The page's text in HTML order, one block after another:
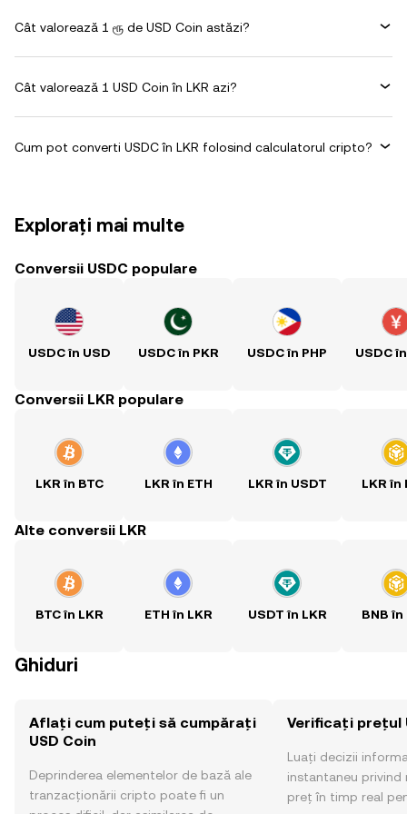
Cât valorează 1 ரூ de USD Coin astăzi?
Cât valorează 1 USD Coin în LKR azi?
Cum pot converti USDC în LKR folosind calculatorul cripto?
Explorați mai multe
Conversii USDC populare
USDC în USD USDC în PKR USDC în PHP USDC
Conversii LKR populare
LKR în BTC LKR în ETH LKR în USDT LKR în
Alte conversii LKR
BTC în LKR ETH în LKR USDT în LKR BNB în
Ghiduri
Aflați cum puteți să cumpărați
USD Coin
Deprinderea elementelor de bază ale
tranzacționării cripto poate fi un
Verificați prețul
Luați decizii
instantaneu privind
preț în timp real